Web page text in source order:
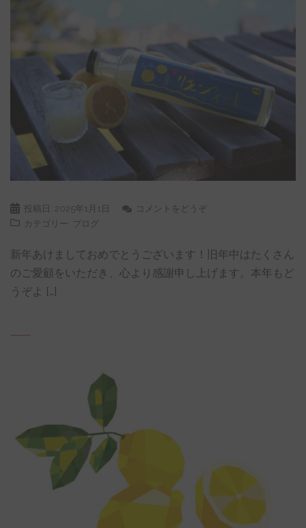
投稿日: 2025年1月1日
コメントをどうぞ
カテゴリー:
ブログ
新年あけましておめでとうございます！旧年中はたくさん
のご愛顧をいただき、心より感謝申し上げます。本年もど
うぞよ […]